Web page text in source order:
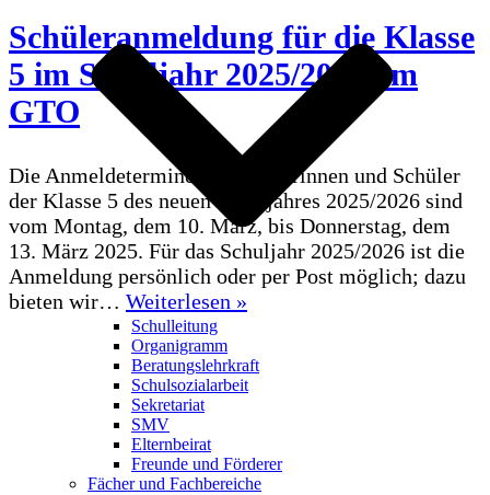
Schulleitung
Organigramm
Beratungslehrkraft
Schulsozialarbeit
Sekretariat
SMV
Elternbeirat
Freunde und Förderer
Fächer und Fachbereiche
Schüleranmeldung für die Klasse
5 im Schuljahr 2025/2026 am
GTO
Die Anmeldetermine für Schülerinnen und Schüler
der Klasse 5 des neuen Schuljahres 2025/2026 sind
vom Montag, dem 10. März, bis Donnerstag, dem
13. März 2025. Für das Schuljahr 2025/2026 ist die
Anmeldung persönlich oder per Post möglich; dazu
bieten wir… Weiterlesen »
Klasse
5
2025/2026